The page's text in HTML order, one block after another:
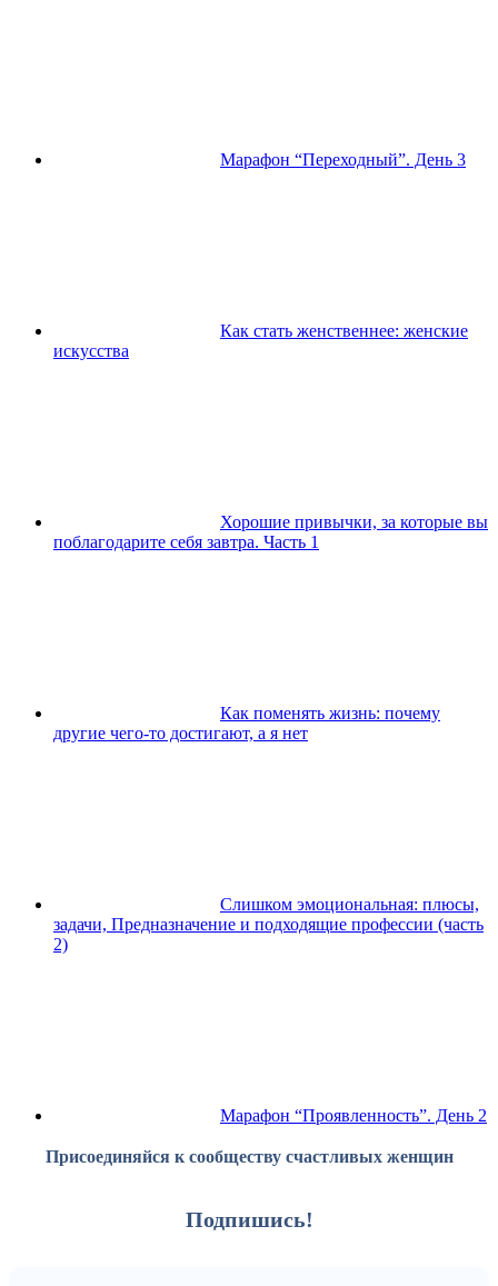
Марафон “Переходный”. День 3
Как стать женственнее: женские
искусства
Хорошие привычки, за которые вы
поблагодарите себя завтра. Часть 1
Как поменять жизнь: почему
другие чего-то достигают, а я нет
Слишком эмоциональная: плюсы,
задачи, Предназначение и подходящие профессии (часть
2)
Марафон “Проявленность”. День 2
Присоединяйся к сообществу счастливых женщин
Подпишись!